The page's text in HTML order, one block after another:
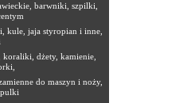
barwniki, szpilki,
kule, jaja styropian i inne,
koraliki, dżety, kamienie,
do maszyn i noży,